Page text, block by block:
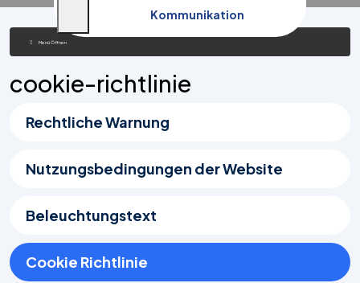
Kommunikation
Menü Öffnen
cookie-richtlinie
Rechtliche Warnung
Nutzungsbedingungen der Website
Beleuchtungstext
Cookie Richtlinie